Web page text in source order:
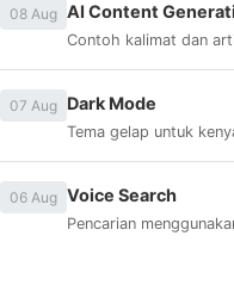
08 Aug AI Content
Contoh kalimat dan
07 Aug Dark Mode
Tema gelap untuk
06 Aug Voice Search
Pencarian